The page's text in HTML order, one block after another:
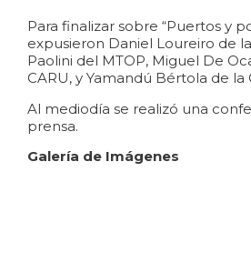
Para finalizar sobre “Puertos y
expusieron Daniel Loureiro de
Paolini del MTOP, Miguel De
CARU, y Yamandú Bértola de la
Al mediodía se realizó una
prensa.
Galería de Imágenes